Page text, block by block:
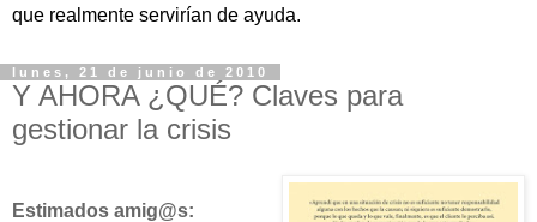
que realmente servirían de ayuda.
lunes, 21 de junio de 2010
Y AHORA ¿QUÉ? Claves para
gestionar la crisis
Estimados amig@s: